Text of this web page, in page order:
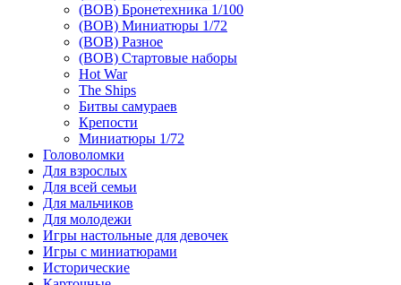
(ВОВ) Бронетехника 1/100
(ВОВ) Миниатюры 1/72
(ВОВ) Разное
(ВОВ) Стартовые наборы
Hot War
The Ships
Битвы самураев
Крепости
Миниатюры 1/72
Головоломки
Для взрослых
Для всей семьи
Для мальчиков
Для молодежи
Игры настольные для девочек
Игры с миниатюрами
Исторические